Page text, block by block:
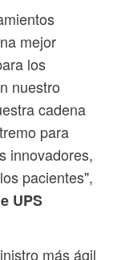
mejor
los
nuestro
cadena
para
innovadores,
pacientes",
UPS
más ágil